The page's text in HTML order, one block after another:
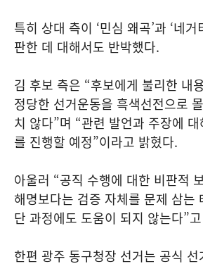
특히 상대 측이 ‘민심 왜곡’과 ‘네
판한 데 대해서도 반박했다.
김 후보 측은 “후보에게 불리한 내
정당한 선거운동을 흑색선전으로
치 않다”며 “관련 발언과 주장에
를 진행할 예정”이라고 밝혔다.
아울러 “공직 수행에 대한 비판적
해명보다는 검증 자체를 문제 삼는
단 과정에도 도움이 되지 않는다”
한편 광주 동구청장 선거는 공식